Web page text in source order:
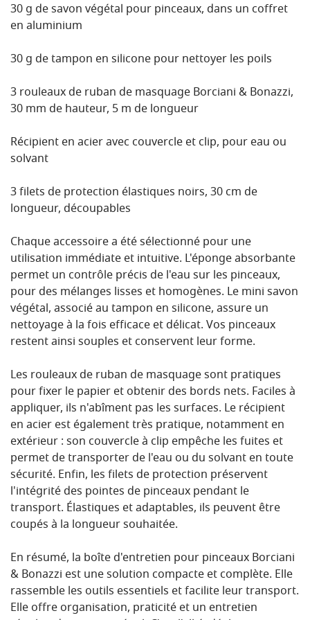
30 g de savon végétal pour pinceaux, dans un coffret
en aluminium
30 g de tampon en silicone pour nettoyer les poils
3 rouleaux de ruban de masquage Borciani & Bonazzi,
30 mm de hauteur, 5 m de longueur
Récipient en acier avec couvercle et clip, pour eau ou
solvant
3 filets de protection élastiques noirs, 30 cm de
longueur, découpables
Chaque accessoire a été sélectionné pour une
utilisation immédiate et intuitive. L'éponge absorbante
permet un contrôle précis de l'eau sur les pinceaux,
pour des mélanges lisses et homogènes. Le mini savon
végétal, associé au tampon en silicone, assure un
nettoyage à la fois efficace et délicat. Vos pinceaux
restent ainsi souples et conservent leur forme.
Les rouleaux de ruban de masquage sont pratiques
pour fixer le papier et obtenir des bords nets. Faciles à
appliquer, ils n'abîment pas les surfaces. Le récipient
en acier est également très pratique, notamment en
extérieur : son couvercle à clip empêche les fuites et
permet de transporter de l'eau ou du solvant en toute
sécurité. Enfin, les filets de protection préservent
l'intégrité des pointes de pinceaux pendant le
transport. Élastiques et adaptables, ils peuvent être
coupés à la longueur souhaitée.
En résumé, la boîte d'entretien pour pinceaux Borciani
& Bonazzi est une solution compacte et complète. Elle
rassemble les outils essentiels et facilite leur transport.
Elle offre organisation, praticité et un entretien